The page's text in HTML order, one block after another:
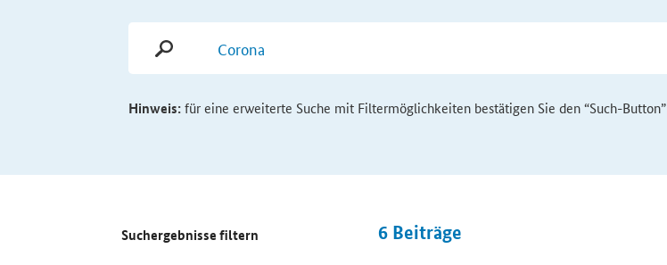
Hinweis:für eine erweiterte Suche mit Filtermöglichkeiten bestätigen Sie den “Such-Button”
6 Beiträge
Suchergebnisse filtern